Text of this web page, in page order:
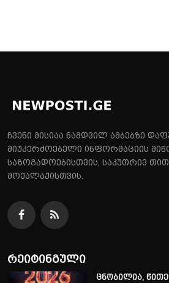
ჩვენი მისიაა ნამდვილ ამბებზე
მიუკერძოებელი ინფორმაციის
საზოგადოებისთვის, საკუთრივ
მოქალაქისთვის.
რეიტინგული
ცნობილია,